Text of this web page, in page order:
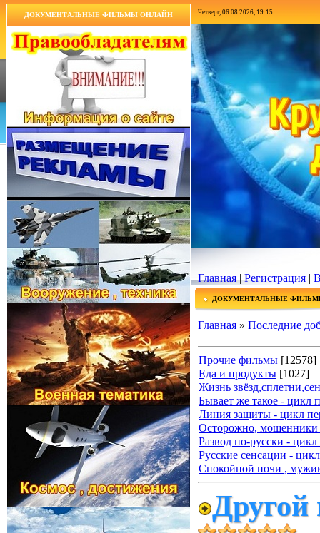
ДОКУМЕНТАЛЬНЫЕ ФИЛЬМЫ ОНЛАЙН Четверг, 06.08.2026, 19:15
Главная|Регистрация |
ДОКУМЕНТАЛЬНЫЕ
Главная » Последние
Прочие фильмы [12578]
Еда и продукты [1027]
Жизнь
Бывает же такое - цикл
Линия защиты - цикл
Осторожно, мошенники
Развод по-русски - цикл
Русские сенсации -
Спокойной ночи ,
Другой